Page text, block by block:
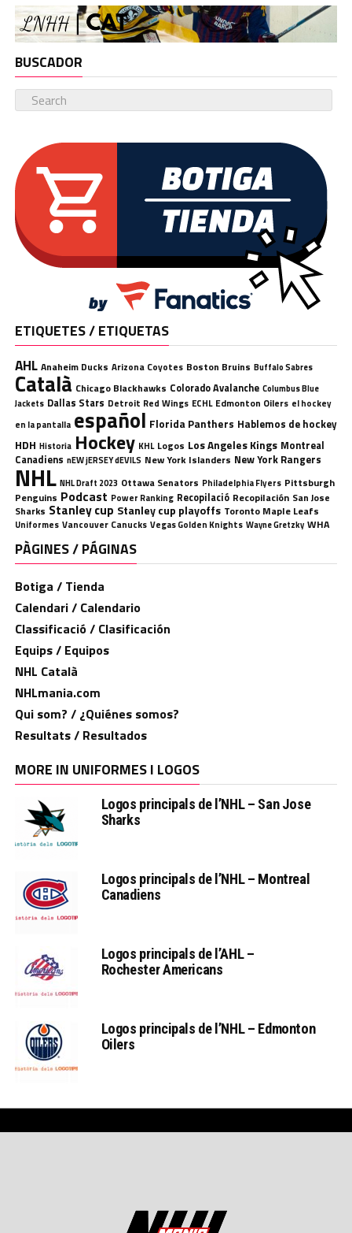
BUSCADOR
ETIQUETES / ETIQUETAS
AHL Anaheim Ducks Arizona Coyotes Boston Bruins Buffalo Sabres
Català Chicago Blackhawks Colorado Avalanche Columbus Blue
Jackets Dallas Stars Detroit Red Wings ECHL Edmonton Oilers el hockey
en la pantalla español Florida Panthers Hablemos de hockey
HDH Historia Hockey KHL Logos Los Angeles Kings Montreal
Canadiens nEW jERSEY dEVILS New York Islanders New York Rangers
NHL NHL Draft 2023 Ottawa Senators Philadelphia Flyers Pittsburgh
Penguins Podcast Power Ranking Recopilació Recopilación San Jose
Sharks Stanley cup Stanley cup playoffs Toronto Maple Leafs
Uniformes Vancouver Canucks Vegas Golden Knights Wayne Gretzky WHA
PÀGINES / PÁGINAS
Botiga / Tienda
Calendari / Calendario
Classificació / Clasificación
Equips / Equipos
NHL Català
NHLmania.com
Qui som? / ¿Quiénes somos?
Resultats / Resultados
MORE IN UNIFORMES I LOGOS
Logos principals de l’NHL – San Jose
Sharks
Logos principals de l’NHL – Montreal
Canadiens
Logos principals de l’AHL –
Rochester Americans
Logos principals de l’NHL – Edmonton
Oilers